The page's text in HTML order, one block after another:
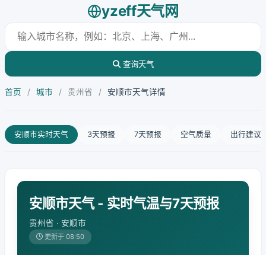
yzeff天气网
查询天气
首页 / 城市 / 贵州省 / 安顺市天气详情
安顺市实时天气 3天预报 7天预报 空气质量 出行建议
安顺市天气 - 实时气温与7天预报
贵州省 · 安顺市
更新于 08:50